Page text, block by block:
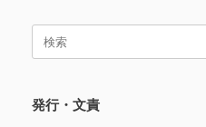
検
発行・文責